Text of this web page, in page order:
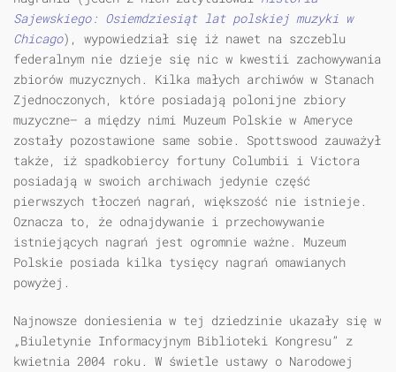
Sajewskiego: Osiemdziesiąt lat polskiej muzyki w
Chicago), wypowiedział się iż nawet na szczeblu
federalnym nie dzieje się nic w kwestii zachowywania
zbiorów muzycznych. Kilka małych archiwów w Stanach
Zjednoczonych, które posiadają polonijne zbiory
muzyczne— a między nimi Muzeum Polskie w Ameryce
zostały pozostawione same sobie. Spottswood zauważył
także, iż spadkobiercy fortuny Columbii i Victora
posiadają w swoich archiwach jedynie część
pierwszych tłoczeń nagrań, większość nie istnieje.
Oznacza to, że odnajdywanie i przechowywanie
istniejących nagrań jest ogromnie ważne. Muzeum
Polskie posiada kilka tysięcy nagrań omawianych
powyżej.
Najnowsze doniesienia w tej dziedzinie ukazały się w
„Biuletynie Informacyjnym Biblioteki Kongresu” z
kwietnia 2004 roku. W świetle ustawy o Narodowej